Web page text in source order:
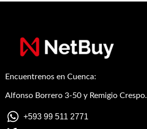
Encuentrenos en Cuenca:
Alfonso Borrero 3-50 y Remigio Crespo.
+593 99 511 2771